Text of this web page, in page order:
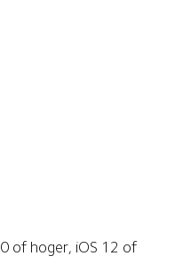
of hoger, iOS 12 of